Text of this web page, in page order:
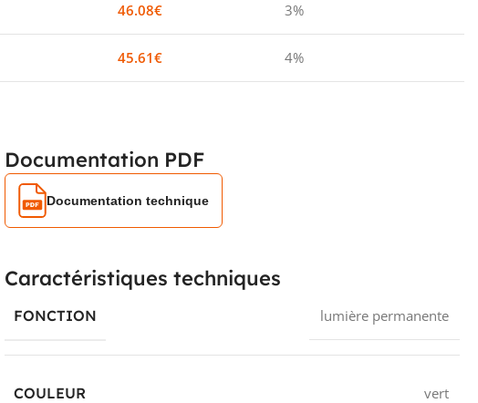
46.08€ 3%
45.61€ 4%
Documentation PDF
Documentation technique
Caractéristiques techniques
FONCTION lumière permanente
COULEUR vert